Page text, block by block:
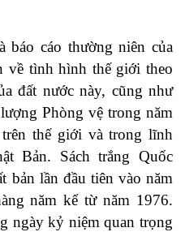
báo cáo thường niên của
về tình hình thế giới theo
đất nước này, cũng như
Phòng vệ trong năm
thế giới và trong lĩnh
Bản. Sách trắng Quốc
bản lần đầu tiên vào năm
năm kể từ năm 1976.
ngày kỷ niệm quan trọng